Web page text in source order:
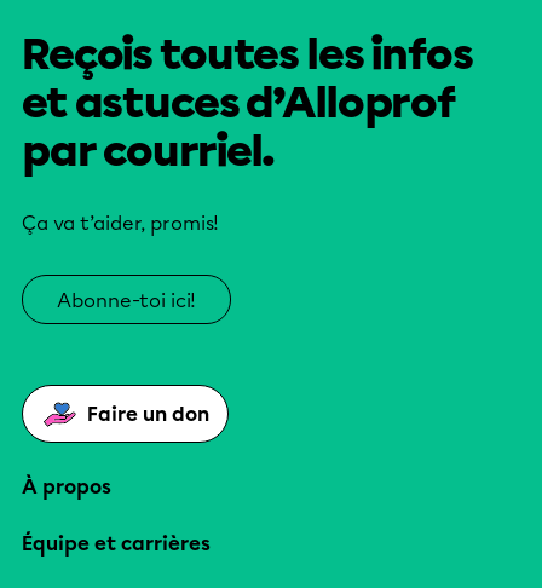
Reçois toutes les infos
et astuces d’Alloprof
par courriel.
Ça va t’aider, promis!
Abonne-toi ici!
Faire un don
À propos
Équipe et carrières